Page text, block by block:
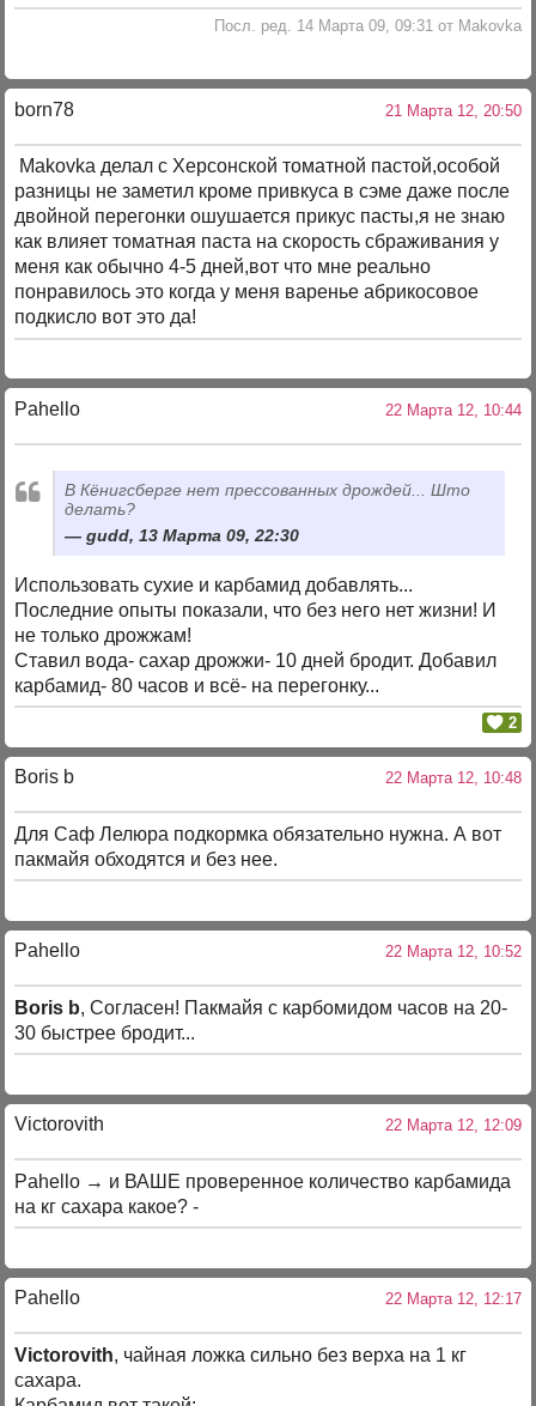
Посл. ред. 14 Марта 09, 09:31 от Makovka
born78 21 Марта 12, 20:50
Makovka делал с Херсонской томатной пастой,особой
разницы не заметил кроме привкуса в сэме даже после
двойной перегонки ошушается прикус пасты,я не знаю
как влияет томатная паста на скорость сбраживания у
меня как обычно 4-5 дней,вот что мне реально
понравилось это когда у меня варенье абрикосовое
подкисло вот это да!
Pahello 22 Марта 12, 10:44
В Кёнигсберге нет прессованных дрождей... Што
делать?
gudd, 13 Марта 09, 22:30
Использовать сухие и карбамид добавлять...
Последние опыты показали, что без него нет жизни! И
не только дрожжам!
Ставил вода- сахар дрожжи- 10 дней бродит. Добавил
карбамид- 80 часов и всё- на перегонку...
2
Boris b 22 Марта 12, 10:48
Для Саф Лелюра подкормка обязательно нужна. А вот
пакмайя обходятся и без нее.
Pahello 22 Марта 12, 10:52
Boris b, Согласен! Пакмайя с карбомидом часов на 20-
30 быстрее бродит...
Victorovith 22 Марта 12, 12:09
Pahello → и ВАШЕ проверенное количество карбамида
на кг сахара какое? -
Pahello 22 Марта 12, 12:17
Victorovith, чайная ложка сильно без верха на 1 кг
сахара.